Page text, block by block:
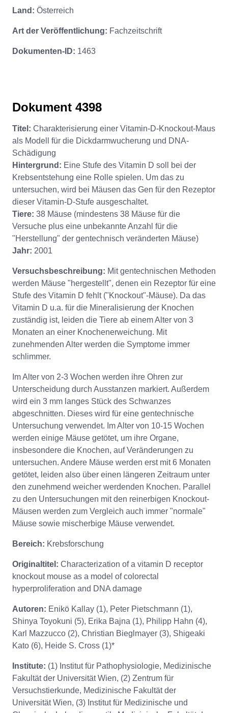
Land: Österreich
Art der Veröffentlichung: Fachzeitschrift
Dokumenten-ID: 1463
Dokument 4398
Titel: Charakterisierung einer Vitamin-D-Knockout-Maus
als Modell für die Dickdarmwucherung und DNA-
Schädigung
Hintergrund: Eine Stufe des Vitamin D soll bei der
Krebsentstehung eine Rolle spielen. Um das zu
untersuchen, wird bei Mäusen das Gen für den Rezeptor
dieser Vitamin-D-Stufe ausgeschaltet.
Tiere: 38 Mäuse (mindestens 38 Mäuse für die
Versuche plus eine unbekannte Anzahl für die
"Herstellung" der gentechnisch veränderten Mäuse)
Jahr: 2001
Versuchsbeschreibung: Mit gentechnischen Methoden
werden Mäuse "hergestellt", denen ein Rezeptor für eine
Stufe des Vitamin D fehlt ("Knockout"-Mäuse). Da das
Vitamin D u.a. für die Mineralisierung der Knochen
zuständig ist, leiden die Tiere ab einem Alter von 3
Monaten an einer Knochenerweichung. Mit
zunehmenden Alter werden die Symptome immer
schlimmer.
Im Alter von 2-3 Wochen werden ihre Ohren zur
Unterscheidung durch Ausstanzen markiert. Außerdem
wird ein 3 mm langes Stück des Schwanzes
abgeschnitten. Dieses wird für eine gentechnische
Untersuchung verwendet. Im Alter von 10-15 Wochen
werden einige Mäuse getötet, um ihre Organe,
insbesondere die Knochen, auf Veränderungen zu
untersuchen. Andere Mäuse werden erst mit 6 Monaten
getötet, leiden also über einen längeren Zeitraum unter
den zunehmend weicher werdenden Knochen. Parallel
zu den Untersuchungen mit den reinerbigen Knockout-
Mäusen werden zum Vergleich auch immer "normale"
Mäuse sowie mischerbige Mäuse verwendet.
Bereich: Krebsforschung
Originaltitel: Characterization of a vitamin D receptor
knockout mouse as a model of colorectal
hyperproliferation and DNA damage
Autoren: Enikö Kallay (1), Peter Pietschmann (1),
Shinya Toyokuni (5), Erika Bajna (1), Philipp Hahn (4),
Karl Mazzucco (2), Christian Bieglmayer (3), Shigeaki
Kato (6), Heide S. Cross (1)*
Institute: (1) Institut für Pathophysiologie, Medizinische
Fakultät der Universität Wien, (2) Zentrum für
Versuchstierkunde, Medizinische Fakultät der
Universität Wien, (3) Institut für Medizinische und